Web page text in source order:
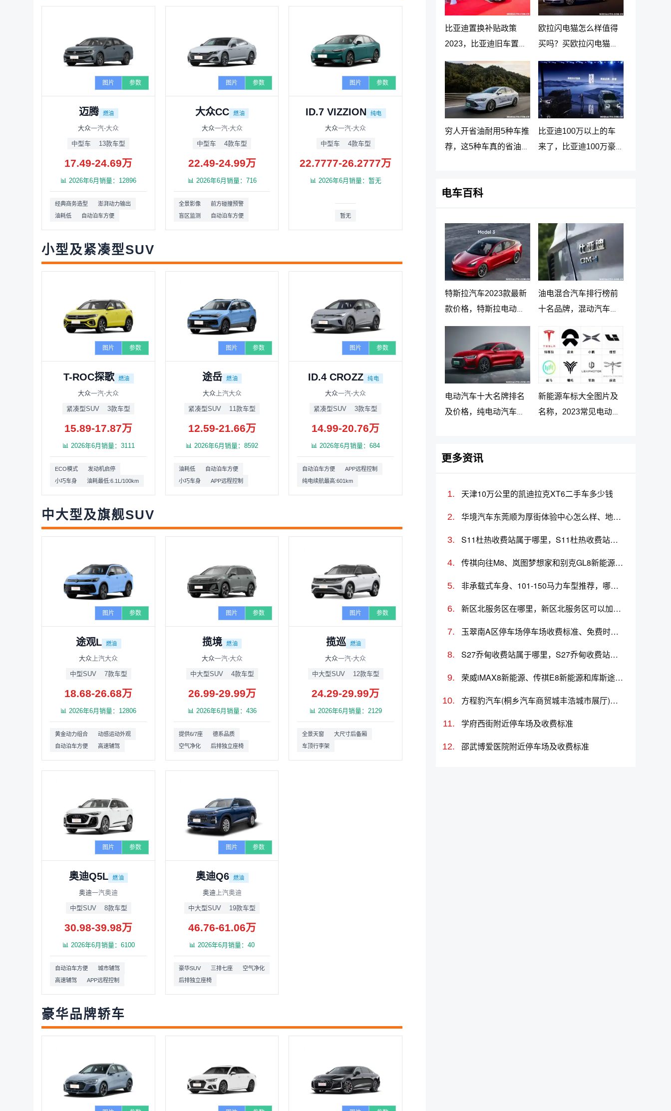
图片 参数
迈腾 燃油
大众一汽-大众
中型车 13款车型
17.49-24.69万
📊 2026年6月销量：12896
经典商务造型
澎湃动力输出
油耗低
自动泊车方便
图片 参数
大众CC 燃油
大众一汽-大众
中型车 4款车型
22.49-24.99万
📊 2026年6月销量：716
全景影像
前方碰撞预警
盲区监测
自动泊车方便
图片 参数
ID.7 VIZZION 纯电
大众一汽-大众
中型车 4款车型
22.7777-26.2777万
📊 2026年6月销量：暂无
暂无
小型及紧凑型SUV
图片 参数
T-ROC探歌 燃油
大众一汽-大众
紧凑型SUV 3款车型
15.89-17.87万
📊 2026年6月销量：3111
ECO模式
发动机启停
小巧车身
油耗最低:6.1L/100km
图片 参数
途岳 燃油
大众 上汽大众
紧凑型SUV 11款车型
12.59-21.66万
📊 2026年6月销量：8592
油耗低
自动泊车方便
小巧车身
APP远程控制
图片 参数
ID.4 CROZZ 纯电
大众一汽-大众
紧凑型SUV 3款车型
14.99-20.76万
📊 2026年6月销量：684
自动泊车方便
APP远程控制
纯电续航最高:601km
中大型及旗舰SUV
图片 参数
途观L 燃油
大众 上汽大众
中型SUV 7款车型
18.68-26.68万
📊 2026年6月销量：12806
黄金动力组合
动感运动外观
自动泊车方便
高速辅驾
图片 参数
揽境 燃油
大众一汽-大众
中大型SUV 4款车型
26.99-29.99万
📊 2026年6月销量：436
提供6/7座
德系品质
空气净化
后排独立座椅
图片 参数
揽巡 燃油
大众一汽-大众
中大型SUV 12款车型
24.29-29.99万
📊 2026年6月销量：2129
全景天窗
大尺寸后备厢
车顶行李架
图片 参数
奥迪Q5L 燃油
奥迪一汽奥迪
中型SUV 8款车型
30.98-39.98万
📊 2026年6月销量：6100
自动泊车方便
城市辅驾
高速辅驾
APP远程控制
图片 参数
奥迪Q6 燃油
奥迪 上汽奥迪
中大型SUV 19款车型
46.76-61.06万
📊 2026年6月销量：40
豪华SUV 三排七座
空气净化
后排独立座椅
豪华品牌轿车
比亚迪置换补贴政策
2023，比亚迪旧车置换
新车价格表
欧拉闪电猫怎么样值得
买吗？买欧拉闪电猫十
大忠告
穷人开省油耐用5种车推
荐，这5种车真的省油又
比亚迪100万以上的车
来了，比亚迪100万豪
电车百科
特斯拉汽车2023款最新
款价格，特斯拉电动汽
车价格及落地价
油电混合汽车排行榜前
十名品牌，混动汽车十
电动汽车十大名牌排名
及价格，纯电动汽车排
新能源车标大全图片及
名称，2023常见电动汽
更多资讯
天津10万公里的凯迪拉克XT6二手车多少钱
华境汽车东莞顺为厚街体验中心怎么样、地址、电话、上班时间查询
S11杜热收费站属于哪里，S11杜热收费站入口的详细地址
传祺向往M8、岚图梦想家和别克GL8新能源哪个更值得买？性价比、配置对比
非承载式车身、101-150马力车型推荐，哪款车好？价格多少？
新区北服务区在哪里，新区北服务区可以加油充电吗？
玉翠南A区停车场停车场收费标准、免费时长、日租月租信息
S27乔甸收费站属于哪里，S27乔甸收费站入口的详细地址
荣威iMAX8新能源、传祺E8新能源和库斯途哪个更值得买？性价比、配置对比
方程豹汽车(桐乡汽车商贸城丰浩城市展厅)怎么样、地址、电话、上班时间查询
学府西街附近停车场及收费标准
邵武博爱医院附近停车场及收费标准